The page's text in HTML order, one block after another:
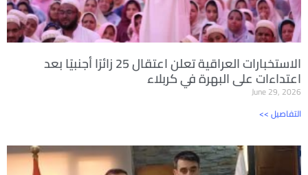
الاستخبارات العراقية تعلن اعتقال 25 زائرًا أجنبيًا بعد
اعتداءات على البهرة في كربلاء
June 29, 2026
<< التفاصيل